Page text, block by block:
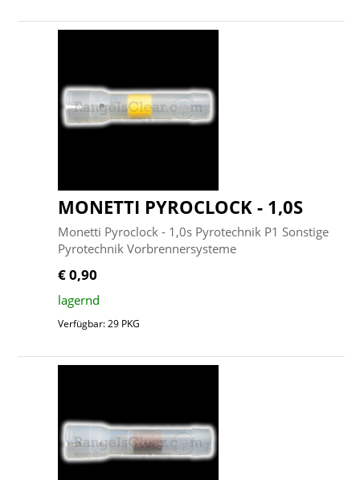
MONETTI PYROCLOCK - 1,0S
Monetti Pyroclock - 1,0s Pyrotechnik P1 Sonstige
Pyrotechnik Vorbrennersysteme
€ 0,90
lagernd
Verfügbar: 29 PKG